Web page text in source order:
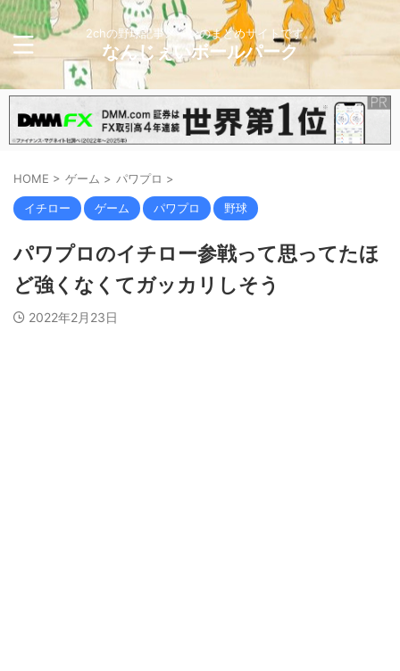
2chの野球記事メインのまとめサイトです。
なんじぇいボールパーク
HOME > ゲーム > パワプロ >
イチロー ゲーム パワプロ 野球
パワプロのイチロー参戦って思ってたほ
ど強くなくてガッカリしそう
2022年2月23日